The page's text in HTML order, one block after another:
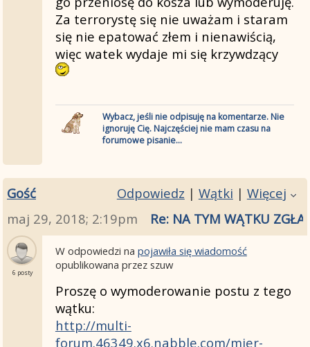
Za terrorystę się nie uważam i staram
się nie epatować złem i nienawiścią,
więc watek wydaje mi się krzywdzący
Wybacz, jeśli nie odpisuję na komentarze. Nie
ignoruję Cię. Najczęściej nie mam czasu na
forumowe pisanie...
Gość Odpowiedz | Wątki | Więcej
maj 29, 2018; 2:19pm
Re: NA TYM WĄTKU
6 posty
W odpowiedzi na pojawiła się wiadomość
opublikowana przez szuw
Proszę o wymoderowanie postu z tego
wątku:
http://multi-
forum.46349.x6.nabble.com/mier-